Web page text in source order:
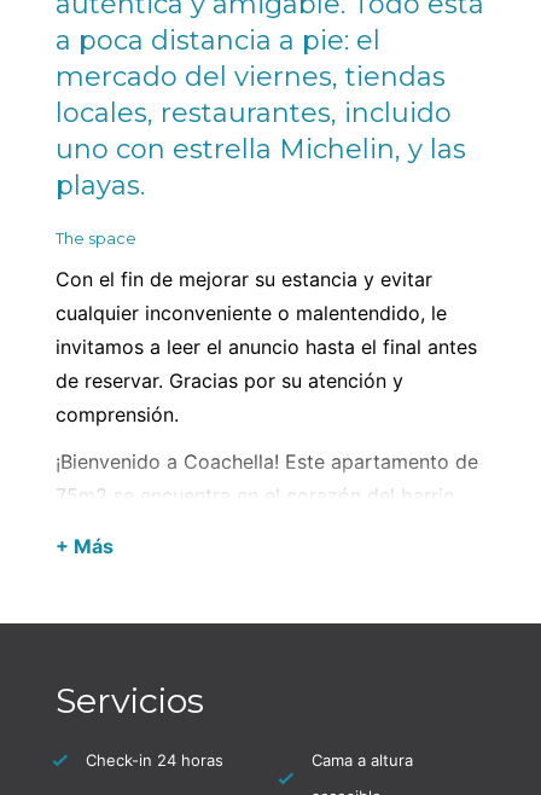
a poca distancia a pie: el
mercado del viernes, tiendas
locales, restaurantes, incluido
uno con estrella Michelin, y las
playas.
The space
Con el fin de mejorar su estancia y evitar
cualquier inconveniente o malentendido, le
invitamos a leer el anuncio hasta el final antes
de reservar. Gracias por su atención y
comprensión.
¡Bienvenido a Coachella! Este apartamento de
75m2 se encuentra en el corazón del barrio
metros de la playa MIRAMAR, ofrece una
Para acceder a él, está en el 2do piso de la
entre, quedará conquistado. Encontrará todo
+ Más
Servicios
Check-in 24 horas
Cama a altura